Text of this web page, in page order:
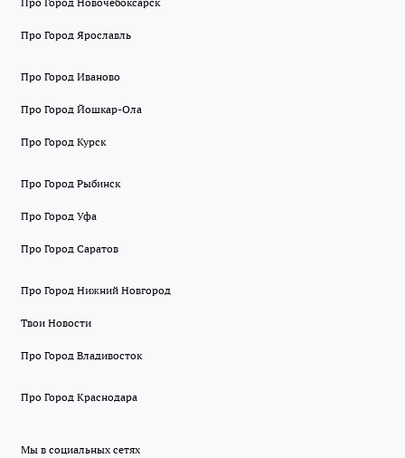
Про Город Ярославль
Про Город Иваново
Про Город Йошкар-Ола
Про Город Курск
Про Город Рыбинск
Про Город Уфа
Про Город Саратов
Про Город Нижний Новгород
Твои Новости
Про Город Владивосток
Про Город Краснодара
Мы в социальных сетях